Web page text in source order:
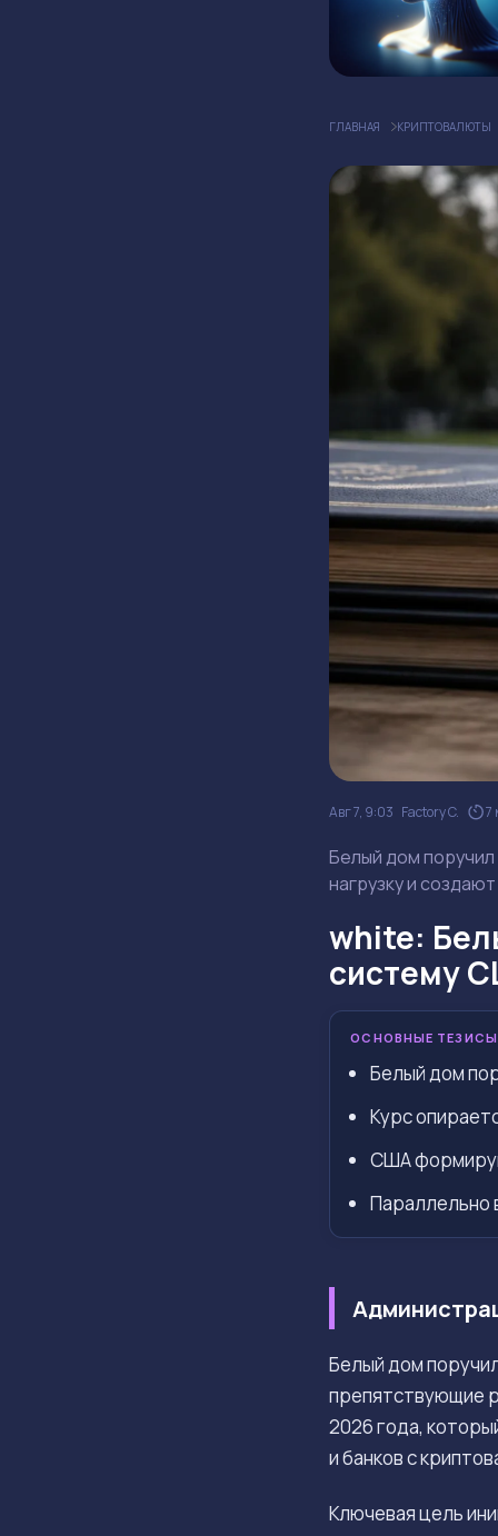
ГЛАВНАЯ КРИПТОВАЛЮТЫ
Авг 7, 9:03 Factory C. 7
Белый дом
нагрузку и
white:
систему
ОСНОВНЫЕ ТЕЗИСЫ
Белый дом
Курс
США
Параллельно
Белый дом
препятствующие
2026 года,
и банков с
Ключевая цель